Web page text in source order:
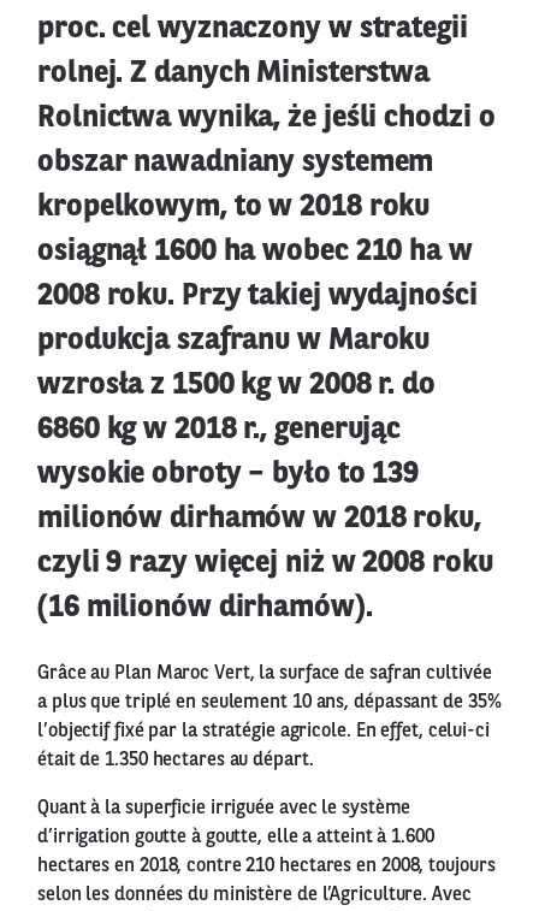
proc. cel wyznaczony w strategii
rolnej. Z danych Ministerstwa
Rolnictwa wynika, że jeśli chodzi o
obszar nawadniany systemem
kropelkowym, to w 2018 roku
osiągnął 1600 ha wobec 210 ha w
2008 roku. Przy takiej wydajności
produkcja szafranu w Maroku
wzrosła z 1500 kg w 2008 r. do
6860 kg w 2018 r., generując
wysokie obroty – było to 139
milionów dirhamów w 2018 roku,
czyli 9 razy więcej niż w 2008 roku
(16 milionów dirhamów).
Grâce au Plan Maroc Vert, la surface de safran cultivée
a plus que triplé en seulement 10 ans, dépassant de 35%
l’objectif fixé par la stratégie agricole. En effet, celui-ci
était de 1.350 hectares au départ.
Quant à la superficie irriguée avec le système
d’irrigation goutte à goutte, elle a atteint à 1.600
hectares en 2018, contre 210 hectares en 2008, toujours
selon les données du ministère de l’Agriculture. Avec